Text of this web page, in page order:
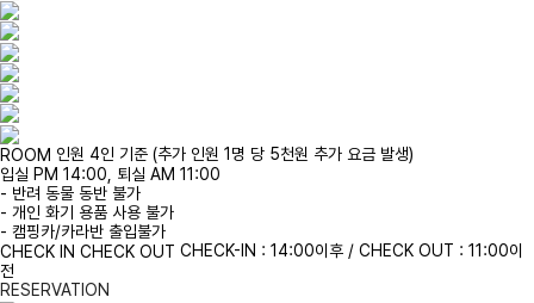
ROOM 인원 4인 기준 (추가 인원 1명 당 5천원 추가 요금 발생)
입실 PM 14:00, 퇴실 AM 11:00
- 반려 동물 동반 불가
- 개인 화기 용품 사용 불가
- 캠핑카/카라반 출입불가
CHECK IN CHECK OUT CHECK-IN : 14:00이후 / CHECK OUT : 11:00이
전
RESERVATION